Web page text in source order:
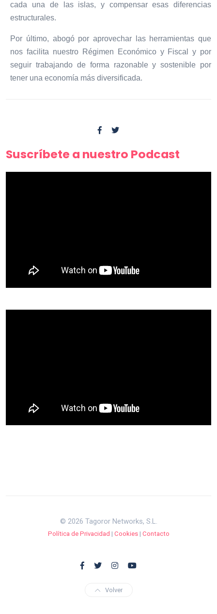
cada una de las islas, y compensar esas diferencias
estructurales.
Por último, abogó por aprovechar las herramientas que
nos facilita nuestro Régimen Económico y Fiscal y por
seguir trabajando de forma razonable y sostenible por
tener una economía más diversificada.
Suscríbete a nuestro Podcast
© 2026 Tagoror Networks, S.L.
Política de Privacidad | Cookies| Contacto
Volver